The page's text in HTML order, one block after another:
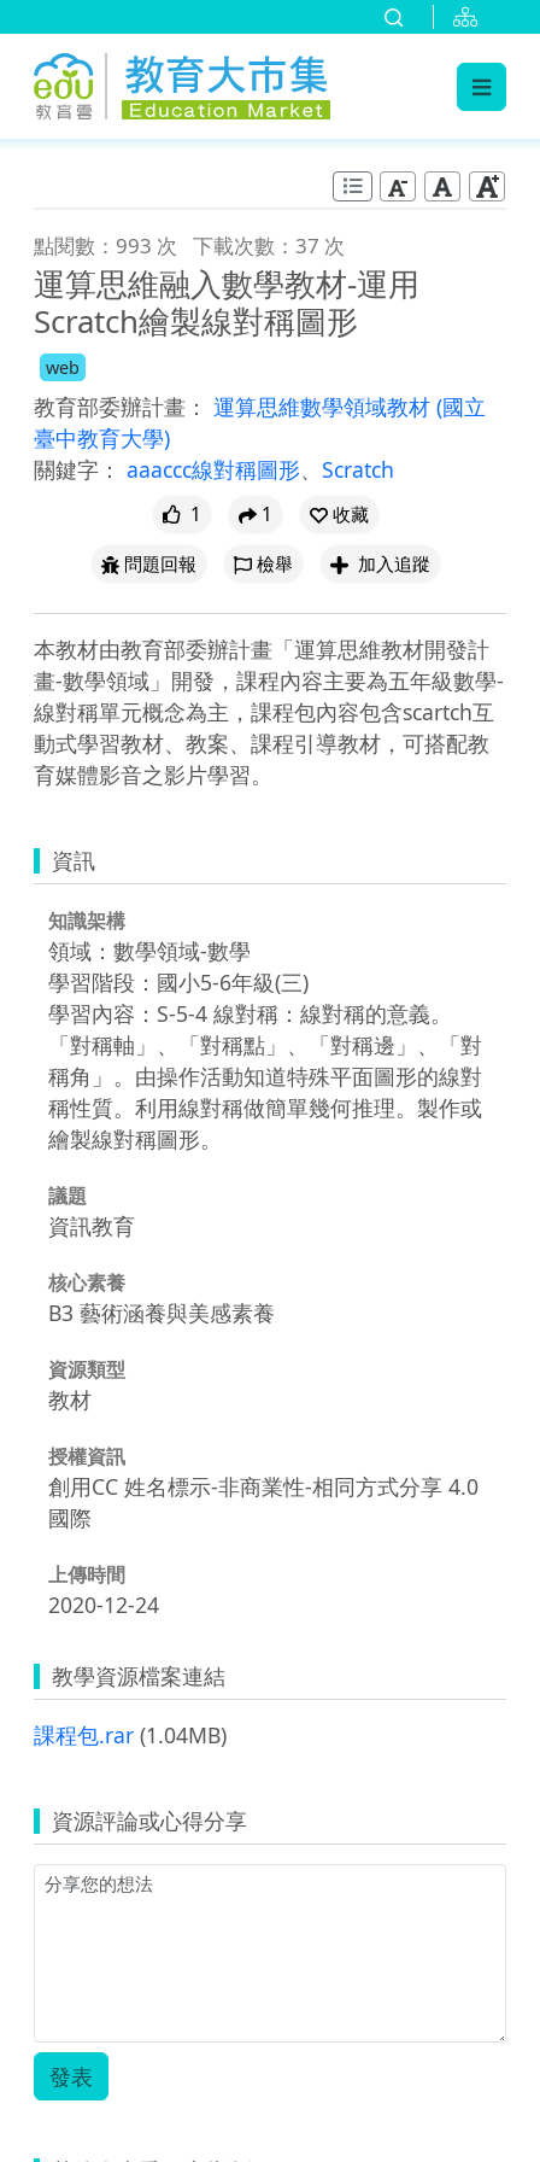
點閱數：993 次 下載次數：37 次
運算思維融入數學教材-運用
Scratch繪製線對稱圖形
web
教育部委辦計畫： 運算思維數學領域教材 (國立
臺中教育大學)
關鍵字： aaaccc線對稱圖形、 Scratch
1 1
收藏
問題回報
檢舉 加入追蹤
本教材由教育部委辦計畫「運算思維教材開發計
畫-數學領域」開發，課程內容主要為五年級數學-
線對稱單元概念為主，課程包內容包含scartch互
動式學習教材、教案、課程引導教材，可搭配教
育媒體影音之影片學習。
資訊
知識架構
領域：數學領域-數學
學習階段：國小5-6年級(三)
學習內容：S-5-4 線對稱：線對稱的意義。
「對稱軸」、「對稱點」、「對稱邊」、「對
稱角」。由操作活動知道特殊平面圖形的線對
稱性質。利用線對稱做簡單幾何推理。製作或
繪製線對稱圖形。
議題
資訊教育
核心素養
B3 藝術涵養與美感素養
資源類型
教材
授權資訊
創用CC 姓名標示-非商業性-相同方式分享 4.0
國際
上傳時間
2020-12-24
教學資源檔案連結
課程包.rar (1.04MB)
資源評論或心得分享
發表